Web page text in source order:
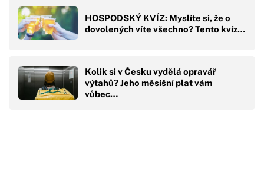
HOSPODSKÝ KVÍZ: Myslíte si, že o
dovolených víte všechno? Tento kvíz…
Kolik si v Česku vydělá opravář
výtahů? Jeho měsíšní plat vám
vůbec…